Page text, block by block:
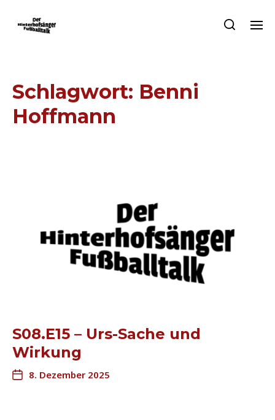
Schlagwort: Benni
Hoffmann
S08.E15 – Urs-Sache und
Wirkung
8. Dezember 2025